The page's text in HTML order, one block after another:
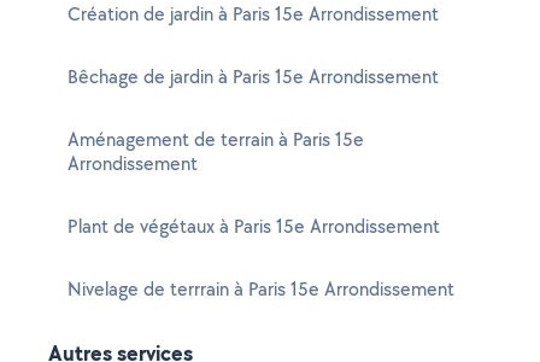
Création de jardin à Paris 15e Arrondissement
Bêchage de jardin à Paris 15e Arrondissement
Aménagement de terrain à Paris 15e
Arrondissement
Plant de végétaux à Paris 15e Arrondissement
Nivelage de terrrain à Paris 15e Arrondissement
Autres services